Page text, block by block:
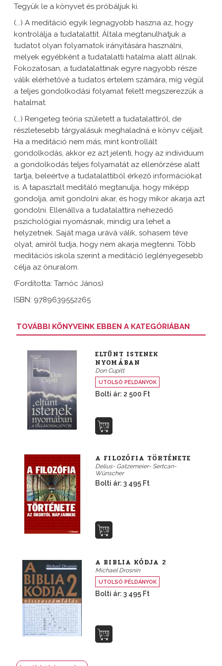
Tegyük le a könyvet és próbáljuk ki.
(...) A meditáció egyik legnagyobb haszna az, hogy
kontrolálja a tudatalattit. Általa megtanulhatjuk a
tudatot olyan folyamatok irányítására használni,
melyek egyébként a tudatalatti hatalma alatt állnak.
Fokozatosan, a tudatalattinak egyre nagyobb része
válik elérhetővé a tudatos értelem számára, míg végül
a teljes gondolkodási folyamat felett megszerezzük a
hatalmat.
(...) Rengeteg teória született a tudatalattiról, de
részletesebb tárgyalásuk meghaladná e könyv céljait.
Ha a meditáció nem más, mint kontrollált
gondolkodás, akkor ez azt jelenti, hogy az individuum
a gondolkodás teljes folyamatát az ellenőrzése alatt
tartja, beleértve a tudatalattiból érkező információkat
is. A tapasztalt meditáló megtanulja, hogy miképp
gondolja, amit gondolni akar, és hogy mikor akarja azt
gondolni. Ellenállva a tudatalattira nehezedő
pszichológiai nyomásnak, mindig ura lehet a
helyzetnek. Saját maga urává válik, sohasem téve
olyat, amiről tudja, hogy nem akarja megtenni. Több
meditációs iskola szerint a meditáció leglényegesebb
célja az önuralom.
(Fordította: Tarnóc János)
ISBN: 9789639552265
TOVÁBBI KÖNYVEINK EBBEN A KATEGÓRIÁBAN
ELTŰNT ISTENEK
NYOMÁBAN
Don Cupitt
UTOLSÓ PÉLDÁNYOK
Bolti ár: 2 500 Ft
A FILOZÓFIA TÖRTÉNETE
Delius- Gatzemeier- Sertcan-
Wünscher
Bolti ár: 3 495 Ft
A BIBLIA KÓDJA 2
Michael Drosnin
UTOLSÓ PÉLDÁNYOK
Bolti ár: 3 495 Ft